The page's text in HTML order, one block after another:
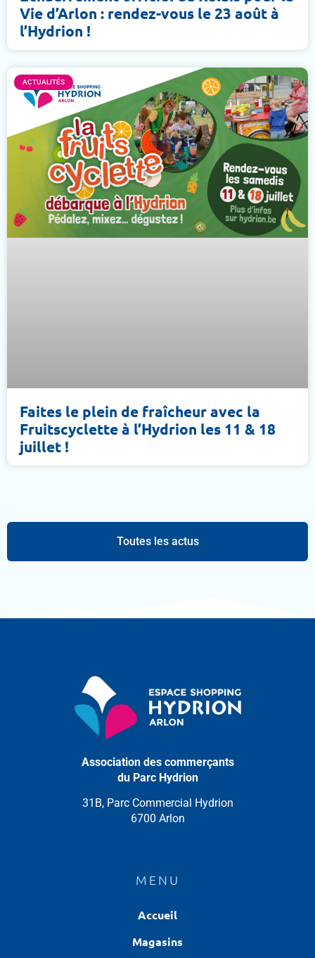
Vie d’Arlon : rendez-vous le 23 août à
l’Hydrion !
ACTUALITÉS
Faites le plein de fraîcheur avec la
Fruitscyclette à l’Hydrion les 11 & 18
juillet !
Toutes les actus
Association des commerçants
du Parc Hydrion
31B, Parc Commercial Hydrion
6700 Arlon
MENU
Accueil
Magasins